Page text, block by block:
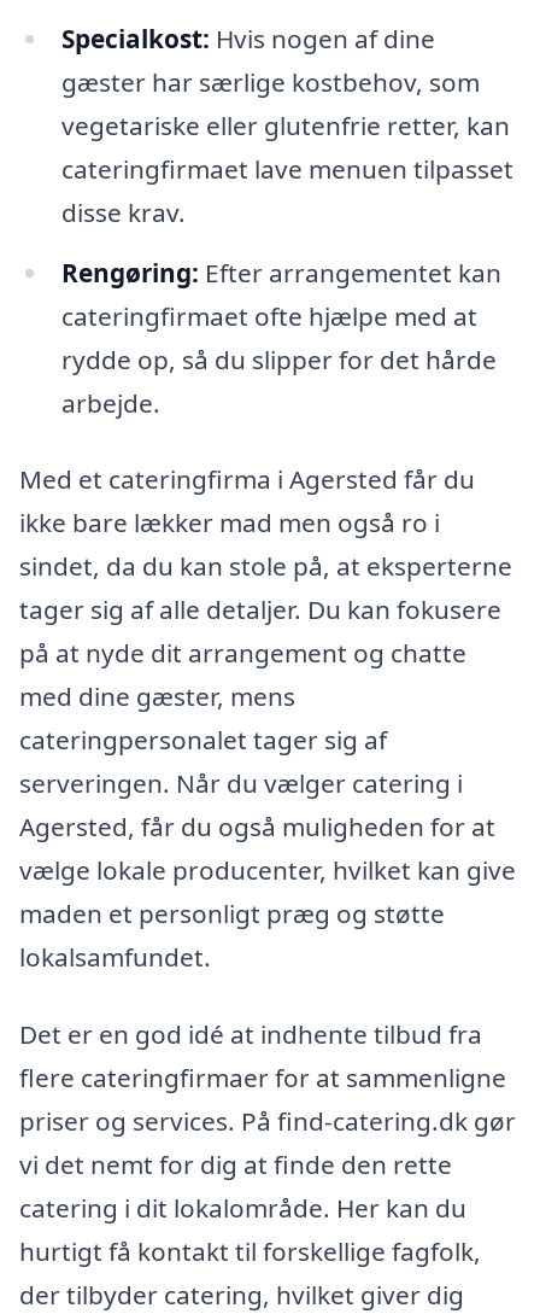
Specialkost: Hvis nogen af dine
gæster har særlige kostbehov, som
vegetariske eller glutenfrie retter, kan
cateringfirmaet lave menuen tilpasset
disse krav.
Rengøring: Efter arrangementet kan
cateringfirmaet ofte hjælpe med at
rydde op, så du slipper for det hårde
arbejde.
Med et cateringfirma i Agersted får du
ikke bare lækker mad men også ro i
sindet, da du kan stole på, at eksperterne
tager sig af alle detaljer. Du kan fokusere
på at nyde dit arrangement og chatte
med dine gæster, mens
cateringpersonalet tager sig af
serveringen. Når du vælger catering i
Agersted, får du også muligheden for at
vælge lokale producenter, hvilket kan give
maden et personligt præg og støtte
lokalsamfundet.
Det er en god idé at indhente tilbud fra
flere cateringfirmaer for at sammenligne
priser og services. På find-catering.dk gør
vi det nemt for dig at finde den rette
catering i dit lokalområde. Her kan du
hurtigt få kontakt til forskellige fagfolk,
der tilbyder catering, hvilket giver dig